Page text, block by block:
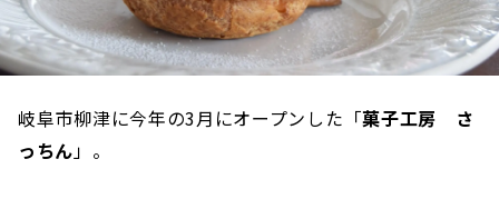
岐阜市柳津に今年の3月にオープンした「菓子工房 さ
っちん 」。